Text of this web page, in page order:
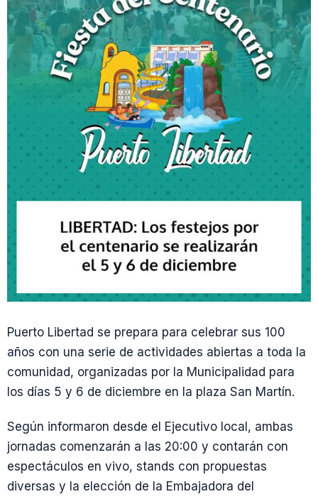
Puerto Libertad se prepara para celebrar sus 100
años con una serie de actividades abiertas a toda la
comunidad, organizadas por la Municipalidad para
los días 5 y 6 de diciembre en la plaza San Martín.
Según informaron desde el Ejecutivo local, ambas
jornadas comenzarán a las 20:00 y contarán con
espectáculos en vivo, stands con propuestas
diversas y la elección de la Embajadora del